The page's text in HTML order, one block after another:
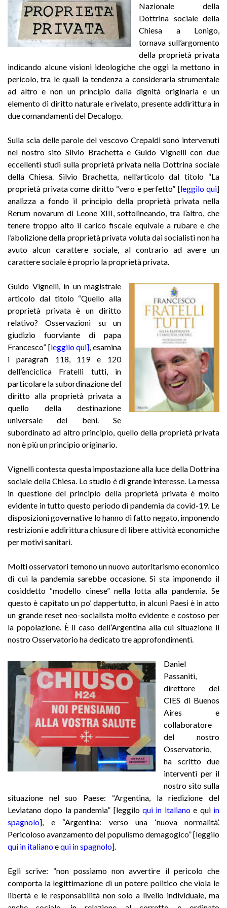
Nazionale della
Dottrina sociale della
Chiesa a Lonigo,
tornava sull’argomento
della proprietà privata
indicando alcune visioni ideologiche che oggi la mettono in
pericolo, tra le quali la tendenza a considerarla strumentale
ad altro e non un principio dalla dignità originaria e un
elemento di diritto naturale e rivelato, presente addirittura in
due comandamenti del Decalogo.
Sulla scia delle parole del vescovo Crepaldi sono intervenuti
nel nostro sito Silvio Brachetta e Guido Vignelli con due
eccellenti studi sulla proprietà privata nella Dottrina sociale
della Chiesa. Silvio Brachetta, nell’articolo dal titolo “La
proprietà privata come diritto “vero e perfetto” [leggilo qui]
analizza a fondo il principio della proprietà privata nella
Rerum novarum di Leone XIII, sottolineando, tra l’altro, che
tenere troppo alto il carico fiscale equivale a rubare e che
l’abolizione della proprietà privata voluta dai socialisti non ha
avuto alcun carattere sociale, al contrario ad avere un
carattere sociale è proprio la proprietà privata.
Guido Vignelli, in un magistrale
articolo dal titolo “Quello alla
proprietà privata è un diritto
relativo? Osservazioni su un
giudizio fuorviante di papa
Francesco” [leggilo qui] , esamina
i paragrafi 118, 119 e 120
dell’enciclica Fratelli tutti, in
particolare la subordinazione del
diritto alla proprietà privata a
quello della destinazione
universale dei beni. Se
subordinato ad altro principio, quello della proprietà privata
non è più un principio originario.
Vignelli contesta questa impostazione alla luce della Dottrina
sociale della Chiesa. Lo studio è di grande interesse. La messa
in questione del principio della proprietà privata è molto
evidente in tutto questo periodo di pandemia da covid-19. Le
disposizioni governative lo hanno di fatto negato, imponendo
restrizioni e addirittura chiusure di libere attività economiche
per motivi sanitari.
Molti osservatori temono un nuovo autoritarismo economico
di cui la pandemia sarebbe occasione. Si sta imponendo il
cosiddetto “modello cinese” nella lotta alla pandemia. Se
questo è capitato un po’ dappertutto, in alcuni Paesi è in atto
un grande reset neo-socialista molto evidente e costoso per
la popolazione. È il caso dell’Argentina alla cui situazione il
nostro Osservatorio ha dedicato tre approfondimenti.
Daniel
Passaniti,
direttore del
CIES di Buenos
Aires e
collaboratore
del nostro
Osservatorio,
ha scritto due
interventi per il
nostro sito sulla
situazione nel suo Paese: “Argentina, la riedizione del
Leviatano dopo la pandemia” [leggilo qui in italianoe qui in
spagnolo], e “Argentina: verso una ‘nuova normalità’.
Pericoloso avanzamento del populismo demagogico” [leggilo
qui in italianoequi inspagnolo].
Egli scrive: “non possiamo non avvertire il pericolo che
comporta la legittimazione di un potere politico che viola le
libertà e le responsabilità non solo a livello individuale, ma